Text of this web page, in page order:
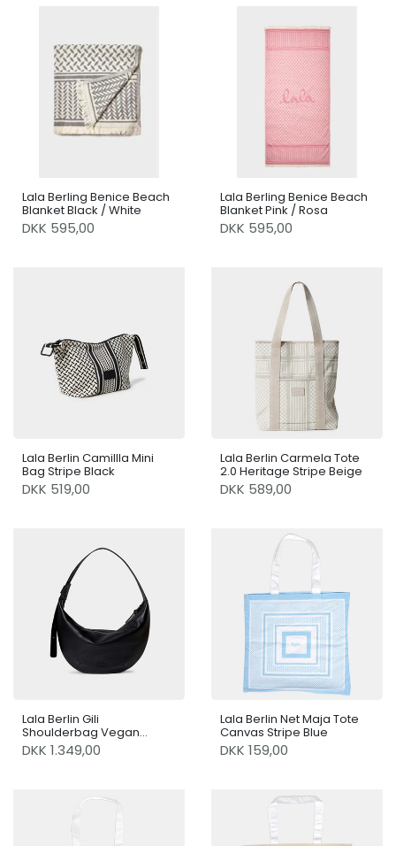
Lala Berling Benice Beach
Blanket Black / White
DKK 595,00
Lala Berling Benice Beach
Blanket Pink / Rosa
DKK 595,00
Lala Berlin Camillla Mini
Bag Stripe Black
DKK 519,00
Lala Berlin Carmela Tote
2.0 Heritage Stripe Beige
DKK 589,00
Lala Berlin Gili
Shoulderbag Vegan
Leather Black
DKK 1.349,00
Lala Berlin Net Maja Tote
Canvas Stripe Blue
DKK 159,00